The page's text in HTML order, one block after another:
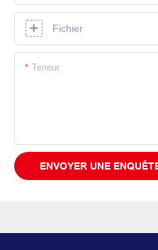
Fichier
Teneur
ENVOYER UNE